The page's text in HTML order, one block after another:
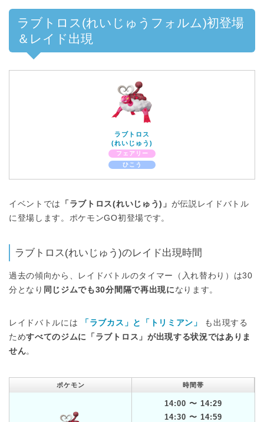
ラブトロス(れいじゅうフォルム)初登場
＆レイド出現
ラブトロス
(れいじゅう)
フェアリー
ひこう
イベントでは 「ラブトロス(れいじゅう)」 が伝説レイドバトル
に登場します。ポケモンGO初登場です。
ラブトロス(れいじゅう)のレイド出現時間
過去の傾向から、レイドバトルのタイマー（入れ替わり）は30
分となり 同じジムでも30分間隔で再出現に なります。
レイドバトルには 「ラブカス」と「トリミアン」
も出現する
ためすべてのジムに「ラブトロス」が出現する状況ではありま
せん。
ポケモン 時間帯
14:00 〜 14:29
14:30 〜 14:59